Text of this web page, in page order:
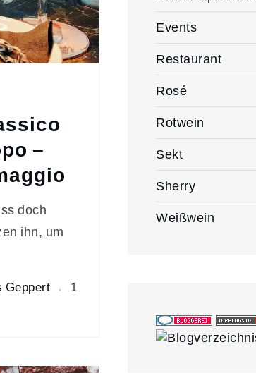
–
doch
ihn, um
Geppert
1
Events
Restaurant
Rosé
Rotwein
Sekt
Sherry
Weißwein